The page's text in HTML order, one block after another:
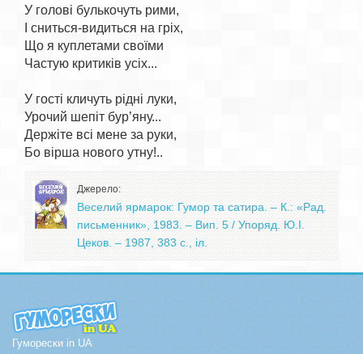
У голові булькочуть рими,
І сниться-видиться на гріх,
Що я куплетами своїми
Частую критиків усіх...
У гості кличуть рідні луки,
Урочий шепіт бур’яну...
Держіте всі мене за руки,
Джерело:
Веселий ярмарок: Гумор та сатира. – К.: «Рад.
письменник», 1983. – Вип. 5 / Упоряд. Ю.І.
Цеков. – 1987, 383 с., іл.
Гуморески in UA